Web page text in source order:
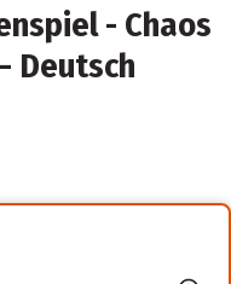
- Chaos
Deutsch